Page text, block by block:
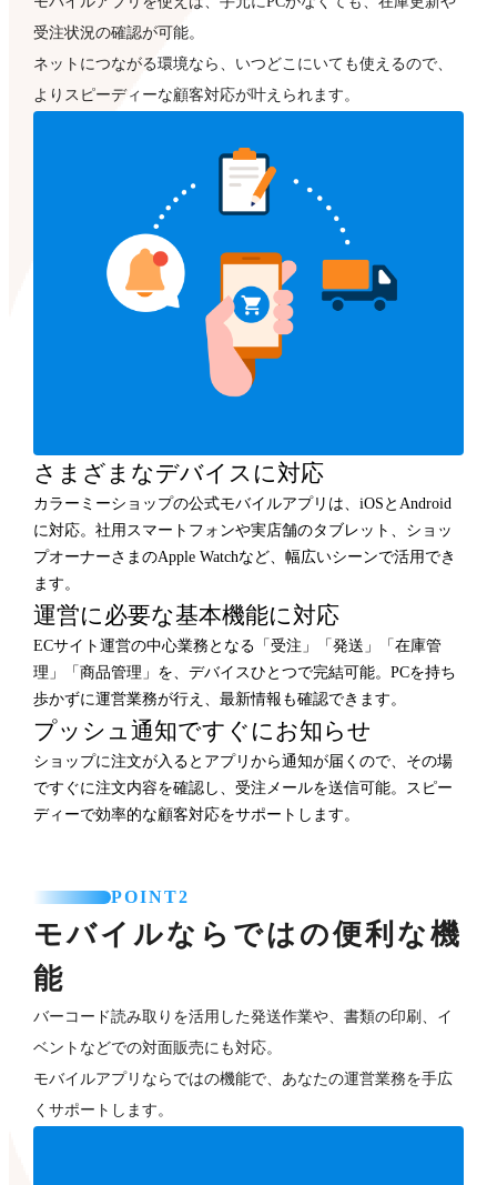
受注状況の確認が可能。
ネットにつながる環境なら、いつどこにいても使えるので、
よりスピーディーな顧客対応が叶えられます。
さまざまなデバイスに対応
カラーミーショップの公式モバイルアプリは、iOSとAndroid
に対応。社用スマートフォンや実店舗のタブレット、ショッ
プオーナーさまのApple Watchなど、幅広いシーンで活用でき
ます。
運営に必要な基本機能に対応
ECサイト運営の中心業務となる「受注」「発送」「在庫管
理」「商品管理」を、デバイスひとつで完結可能。PCを持ち
歩かずに運営業務が行え、最新情報も確認できます。
プッシュ通知ですぐにお知らせ
ショップに注文が入るとアプリから通知が届くので、その場
ですぐに注文内容を確認し、受注メールを送信可能。スピー
ディーで効率的な顧客対応をサポートします。
POINT2
モバイルならではの便利な機
能
バーコード読み取りを活用した発送作業や、書類の印刷、イ
ベントなどでの対面販売にも対応。
モバイルアプリならではの機能で、あなたの運営業務を手広
くサポートします。